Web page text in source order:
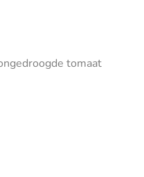
tomaat